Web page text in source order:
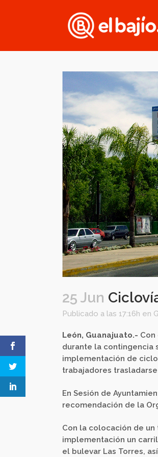
25 Jun
Publicado a las 17:16h en
León, Guanajuato.-
durante la contingencia
implementación de
trabajadores
En Sesión de
recomendación de la
Con la colocación de
implementación un
el bulevar Las Torres,